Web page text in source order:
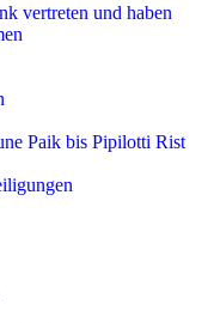
vertreten und haben
Paik bis Pipilotti Rist